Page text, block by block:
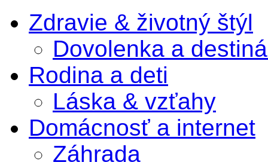
Zdravie & životný štýl
Dovolenka a
Rodina a deti
Láska & vzťahy
Domácnosť a internet
Záhrada